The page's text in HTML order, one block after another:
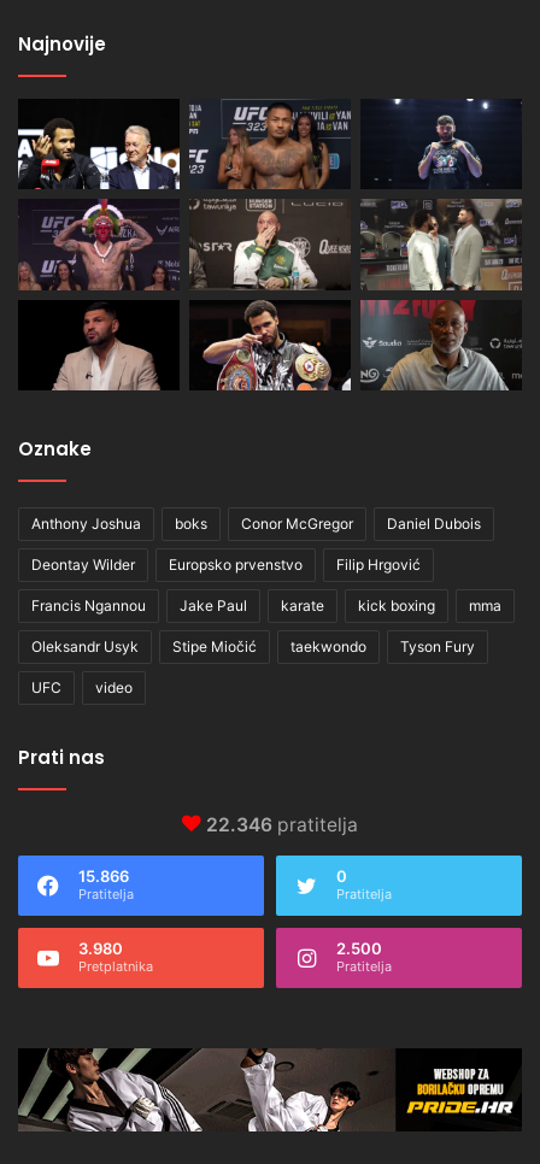
Najnovije
Oznake
Anthony Joshua boks Conor McGregor Daniel Dubois
Deontay Wilder Europsko prvenstvo Filip Hrgović
Francis Ngannou Jake Paul karate kick boxing mma
Oleksandr Usyk Stipe Miočić taekwondo Tyson Fury
UFC video
Prati nas
22.346 pratitelja
15.866
Pratitelja
0
Pratitelja
3.980
Pretplatnika
2.500
Pratitelja